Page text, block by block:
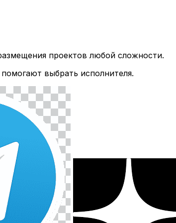
проектов любой сложности.
выбрать исполнителя.